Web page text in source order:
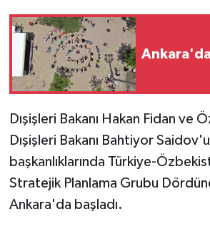
Dışişleri Bakanı Hakan Fidan ve
Dışişleri Bakanı Bahtiyor
başkanlıklarında Türkiye-
Stratejik Planlama Grubu
Ankara'da başladı.